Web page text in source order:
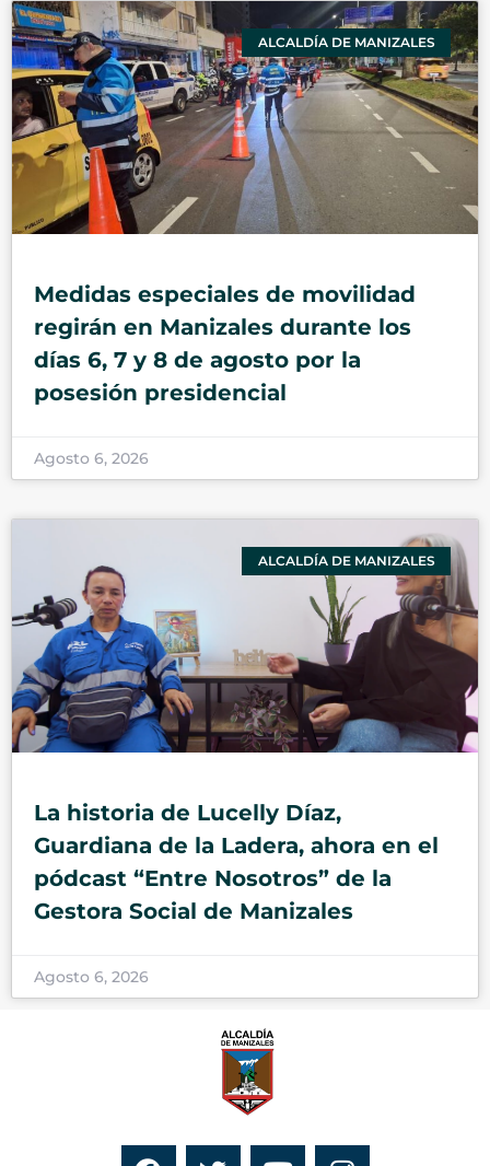
ALCALDÍA DE MANIZALES
Medidas especiales de movilidad
regirán en Manizales durante los
días 6, 7 y 8 de agosto por la
posesión presidencial
Agosto 6, 2026
ALCALDÍA DE MANIZALES
La historia de Lucelly Díaz,
Guardiana de la Ladera, ahora en el
pódcast “Entre Nosotros” de la
Gestora Social de Manizales
Agosto 6, 2026